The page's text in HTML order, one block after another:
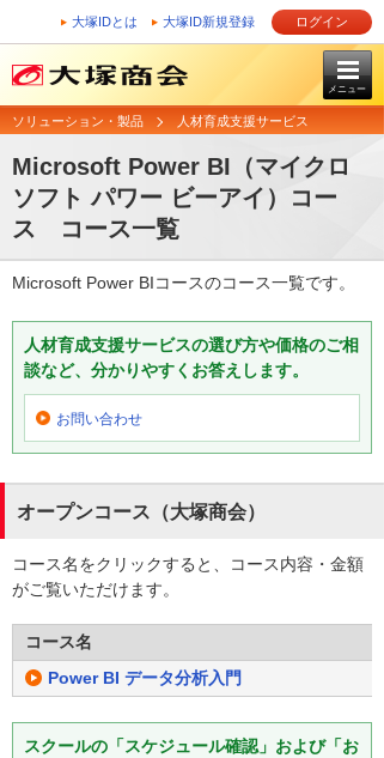
大塚IDとは 大塚ID新規登録 ログイン
メニュー
ソリューション・製品 人材育成支援サービス
Microsoft Power BI（マイクロ
ソフト パワー ビーアイ）コー
ス コース一覧
Microsoft Power BIコースのコース一覧です。
人材育成支援サービスの選び方や価格のご相
談など、分かりやすくお答えします。
お問い合わせ
オープンコース（大塚商会）
コース名をクリックすると、コース内容・金額
がご覧いただけます。
コース名
Power BI データ分析入門
スクールの「スケジュール確認」および「お